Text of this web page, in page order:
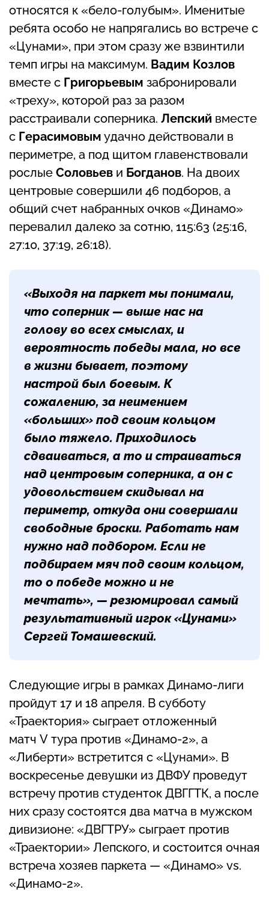
относятся к «бело-голубым». Именитые
ребята особо не напрягались во встрече с
«Цунами», при этом сразу же взвинтили
темп игры на максимум. Вадим Козлов
вместе с Григорьевым забронировали
«треху», которой раз за разом
расстраивали соперника. Лепский вместе
с Герасимовым удачно действовали в
периметре, а под щитом главенствовали
рослые Соловьев и Богданов. На двоих
центровые совершили 46 подборов, а
общий счет набранных очков «Динамо»
перевалил далеко за сотню, 115:63 (25:16,
27:10, 37:19, 26:18).
«Выходя на паркет мы понимали,
что соперник — выше нас на
голову во всех смыслах, и
вероятность победы мала, но все
в жизни бывает, поэтому
настрой был боевым. К
сожалению, за неимением
«больших» под своим кольцом
было тяжело. Приходилось
сдваиваться, а то и страиваться
над центровым соперника, а он с
удовольствием скидывал на
периметр, откуда они совершали
свободные броски. Работать нам
нужно над подбором. Если не
подбираем мяч под своим кольцом,
то о победе можно и не
мечтать», — резюмировал самый
результативный игрок «Цунами»
Сергей Томашевский.
Следующие игры в рамках Динамо-лиги
пройдут 17 и 18 апреля. В субботу
«Траектория» сыграет отложенный
матч V тура против «Динамо-2», а
«Либерти» встретится с «Цунами». В
воскресенье девушки из ДВФУ проведут
встречу против студенток ДВГГТК, а после
них сразу состоятся два матча в мужском
дивизионе: «ДВГТРУ» сыграет против
«Траектории» Лепского, и состоится очная
встреча хозяев паркета — «Динамо» vs.
«Динамо-2».